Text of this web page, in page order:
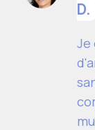
D.
Je